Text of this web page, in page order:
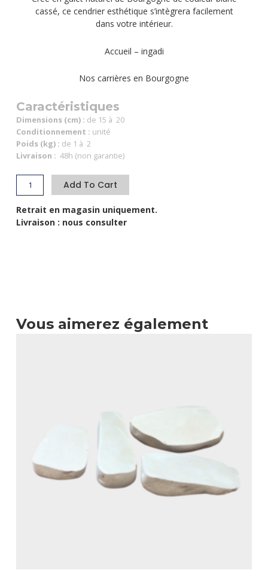
cassé, ce cendrier esthétique s’intègrera facilement
dans votre intérieur.
Accueil – ingadi
Nos carrières en Bourgogne
Caractéristiques
Dimensions (cm) : de 15 à 20
Conditionnement : unité
Poids (kg) : de 1 à 2
Livraison : 48h (non garantie)
Add To Cart
Retrait en magasin uniquement.
Livraison : nous consulter
Vous aimerez également